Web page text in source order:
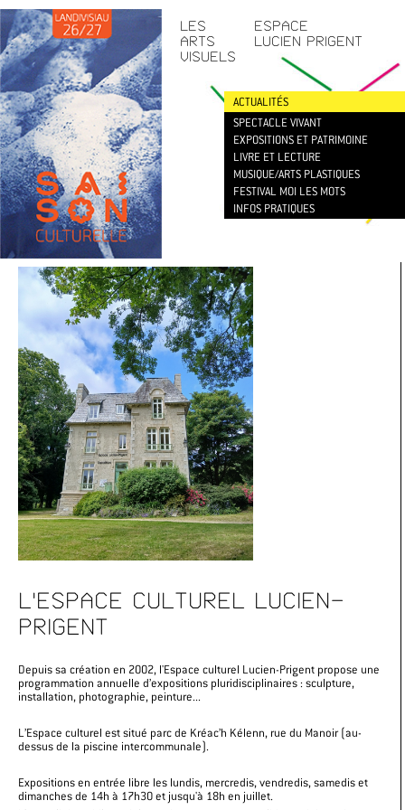
LES
ARTS
VISUELS
ESPACE
LUCIEN PRIGENT
ACTUALITÉS
SPECTACLE VIVANT
EXPOSITIONS ET PATRIMOINE
LIVRE ET LECTURE
MUSIQUE/ARTS PLASTIQUES
FESTIVAL MOI LES MOTS
INFOS PRATIQUES
L'ESPACE CULTUREL LUCIEN-
PRIGENT
Depuis sa création en 2002, l'Espace culturel Lucien-Prigent propose une
programmation annuelle d’expositions pluridisciplinaires : sculpture,
installation, photographie, peinture...
L’Espace culturel est situé parc de Kréac’h Kélenn, rue du Manoir (au-
dessus de la piscine intercommunale).
Expositions en entrée libre les lundis, mercredis, vendredis, samedis et
dimanches de 14h à 17h30 et jusqu'à 18h en juillet.